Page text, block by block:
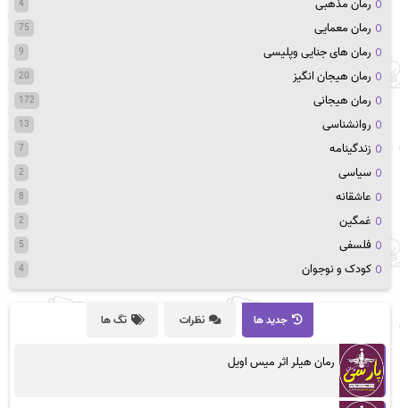
رمان مذهبی 4
رمان معمایی 75
رمان های جنایی وپلیسی 9
رمان هیجان انگیز 20
رمان هیجانی 172
روانشناسی 13
زندگینامه 7
سیاسی 2
عاشقانه 8
غمگین 2
فلسفی 5
کودک و نوجوان 4
جدید ها نظرات تگ ها
رمان هیلر اثر میس اویل